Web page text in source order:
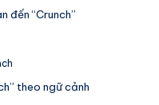
đến “Crunch”
theo ngữ cảnh